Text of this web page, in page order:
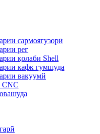
сармоягузорӣ
рег
қолаби Shell
кафк гумшуда
вакуумй
CNC